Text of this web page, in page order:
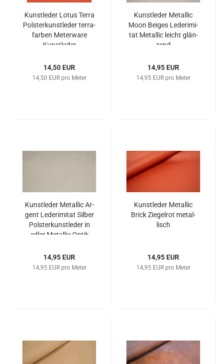
Kunst­le­der Lotus Terra
Pols­ter­kunst­le­der ter­ra­
far­ben Me­ter­wa­re
Kunst­le­der
14,50 EUR
14,50 EUR pro Meter
Kunst­le­der Me­tal­lic
Moon Bei­ges Le­der­imi­
tat Me­tal­lic leicht glän­
zend
14,95 EUR
14,95 EUR pro Meter
Kunst­le­der Me­tal­lic Ar­
gent Le­der­imi­tat Sil­ber
Pols­ter­kunst­le­der in
edler Me­tal­lic Optik
14,95 EUR
14,95 EUR pro Meter
Kunst­le­der Me­tal­lic
Brick Zie­gel­rot me­tal­
lisch
14,95 EUR
14,95 EUR pro Meter